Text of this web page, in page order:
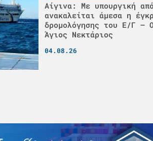
Αίγινα: Με υπουργική
ανακαλείται άμεσα η
δρομολόγησης του Ε/Γ –
Άγιος Νεκτάριος
04.08.26